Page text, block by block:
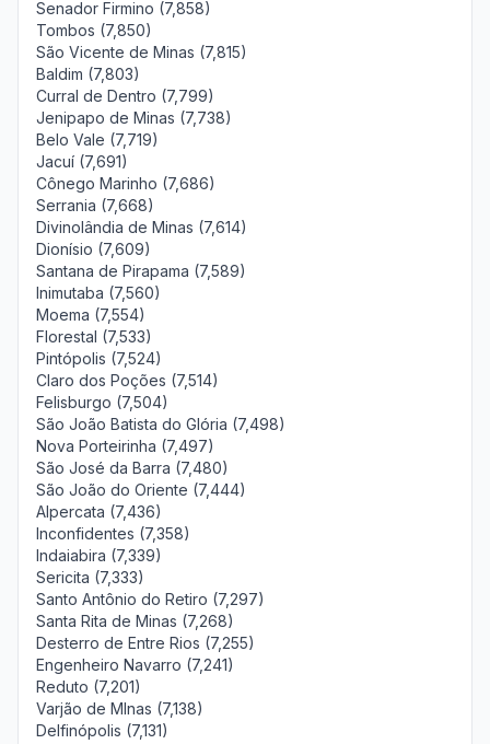
Senador Firmino (7,858)
Tombos (7,850)
São Vicente de Minas (7,815)
Baldim (7,803)
Curral de Dentro (7,799)
Jenipapo de Minas (7,738)
Belo Vale (7,719)
Jacuí (7,691)
Cônego Marinho (7,686)
Serrania (7,668)
Divinolândia de Minas (7,614)
Dionísio (7,609)
Santana de Pirapama (7,589)
Inimutaba (7,560)
Moema (7,554)
Florestal (7,533)
Pintópolis (7,524)
Claro dos Poções (7,514)
Felisburgo (7,504)
São João Batista do Glória (7,498)
Nova Porteirinha (7,497)
São José da Barra (7,480)
São João do Oriente (7,444)
Alpercata (7,436)
Inconfidentes (7,358)
Indaiabira (7,339)
Sericita (7,333)
Santo Antônio do Retiro (7,297)
Santa Rita de Minas (7,268)
Desterro de Entre Rios (7,255)
Engenheiro Navarro (7,241)
Reduto (7,201)
Varjão de MInas (7,138)
Delfinópolis (7,131)